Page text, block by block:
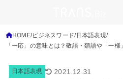
HOME ビジネスワード 日本語表現
「一応」の意味とは？敬語・類語や「一
日本語表現 2021.12.31